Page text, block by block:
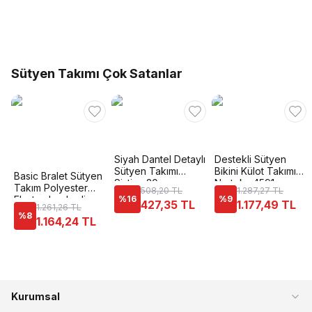
Sütyen Takımı Çok Satanlar
Basic Bralet Sütyen
Takım Polyester
Elastan Le Jardin
5045
%8
1.261,26 TL
1.164,24 TL
Siyah Dantel Detaylı
Sütyen Takımı
Sistina 20
%16
508,20 TL
427,35 TL
Destekli Sütyen
Bikini Külot Takımı
Nurteks 4591
%9
1.287,27 TL
1.177,49 TL
Kurumsal